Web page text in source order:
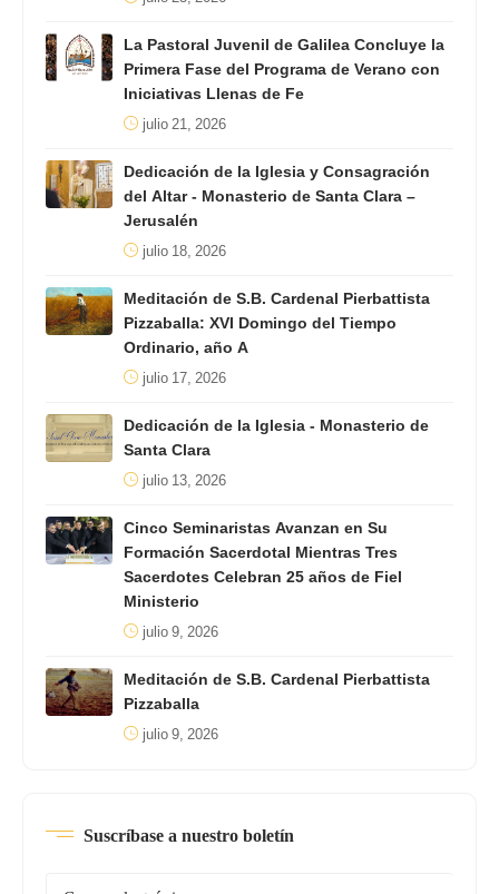
La Pastoral Juvenil de Galilea Concluye la
Primera Fase del Programa de Verano con
Iniciativas Llenas de Fe
julio 21, 2026
Dedicación de la Iglesia y Consagración
del Altar - Monasterio de Santa Clara –
Jerusalén
julio 18, 2026
Meditación de S.B. Cardenal Pierbattista
Pizzaballa: XVI Domingo del Tiempo
Ordinario, año A
julio 17, 2026
Dedicación de la Iglesia - Monasterio de
Santa Clara
julio 13, 2026
Cinco Seminaristas Avanzan en Su
Formación Sacerdotal Mientras Tres
Sacerdotes Celebran 25 años de Fiel
Ministerio
julio 9, 2026
Meditación de S.B. Cardenal Pierbattista
Pizzaballa
julio 9, 2026
Suscríbase a nuestro boletín